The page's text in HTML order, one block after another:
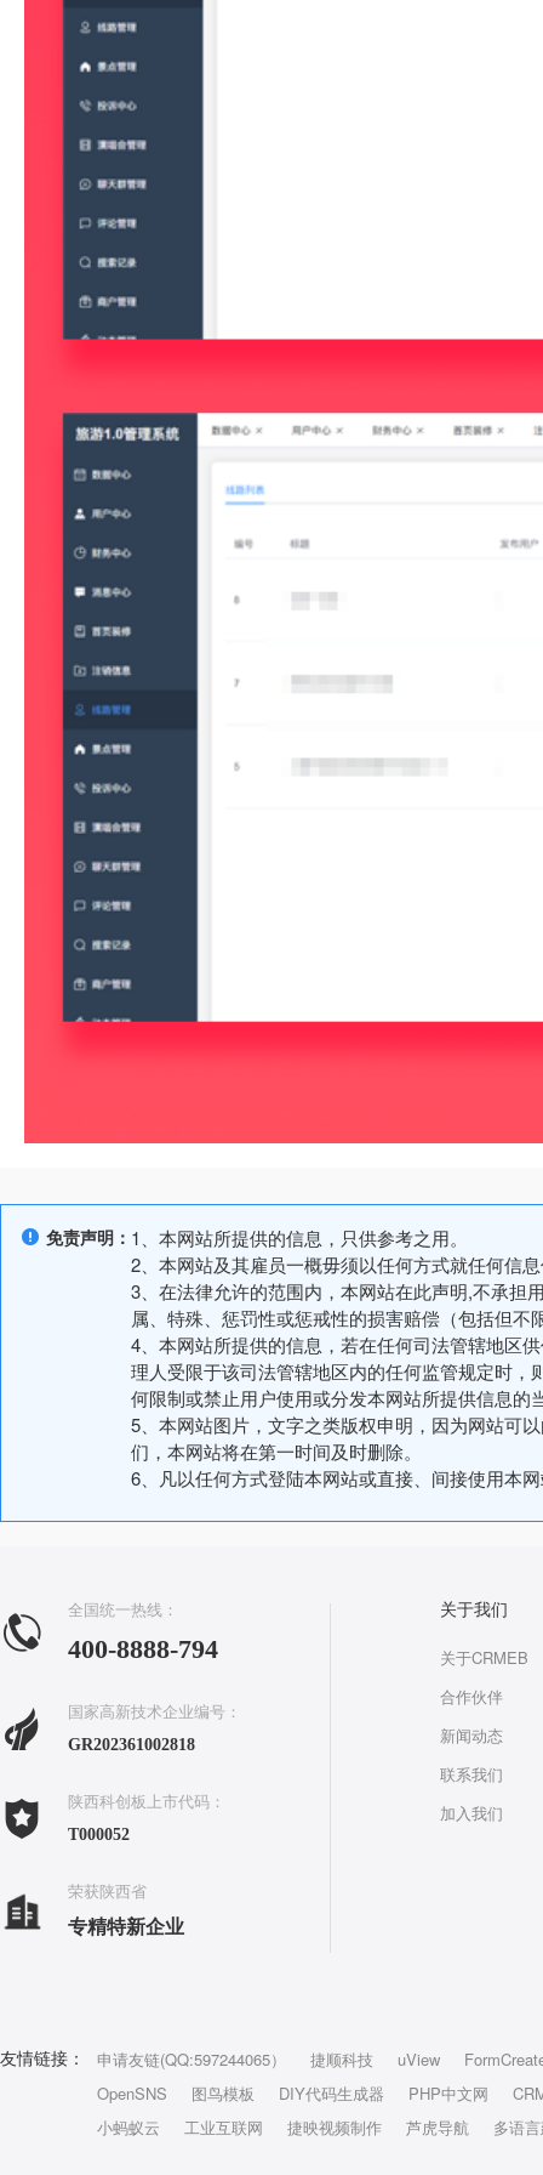
免责声明： 1、本网站所提供的信息，只供参考之用。
2、本网站及其雇员一概毋须以任何方式就任何信
3、在法律允许的范围内，本网站在此声明,不承担
属、特殊、惩罚性或惩戒性的损害赔偿（包括但
4、本网站所提供的信息，若在任何司法管辖地区
理人受限于该司法管辖地区内的任何监管规定时
何限制或禁止用户使用或分发本网站所提供信息的
5、本网站图片，文字之类版权申明，因为网站可
们，本网站将在第一时间及时删除。
6、凡以任何方式登陆本网站或直接、间接使用本
全国统一热线：
400-8888-794
国家高新技术企业编号：
GR202361002818
陕西科创板上市代码：
T000052
荣获陕西省
专精特新企业
关于我们
关于CRMEB
合作伙伴
新闻动态
联系我们
加入我们
友情链接： 申请友链(QQ:597244065） 捷顺科技 uView
OpenSNS
图鸟模板 DIY代码生成器 PHP中文网
小蚂蚁云
工业互联网 捷映视频制作 芦虎导航 多语